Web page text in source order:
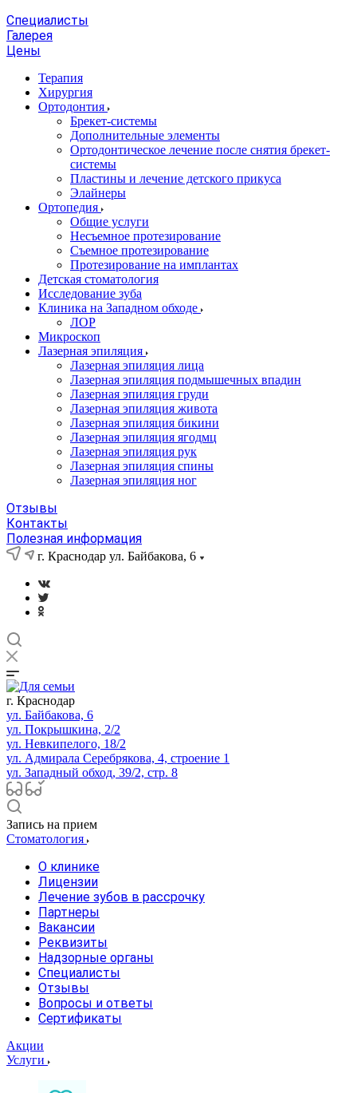
Специалисты
Галерея
Цены
Терапия
Хирургия
Ортодонтия
Брекет-системы
Дополнительные элементы
Ортодонтическое лечение после снятия брекет-
системы
Пластины и лечение детского прикуса
Элайнеры
Ортопедия
Общие услуги
Несъемное протезирование
Съемное протезирование
Протезирование на имплантах
Детская стоматология
Исследование зуба
Клиника на Западном обходе
ЛОР
Микроскоп
Лазерная эпиляция
Лазерная эпиляция лица
Лазерная эпиляция подмышечных впадин
Лазерная эпиляция груди
Лазерная эпиляция живота
Лазерная эпиляция бикини
Лазерная эпиляция ягодмц
Лазерная эпиляция рук
Лазерная эпиляция спины
Лазерная эпиляция ног
Отзывы
Контакты
Полезная информация
г. Краснодар ул. Байбакова, 6
г. Краснодар
ул. Байбакова, 6
ул. Покрышкина, 2/2
ул. Невкипелого, 18/2
ул. Адмирала Серебрякова, 4, строение 1
ул. Западный обход, 39/2, стр. 8
Запись на прием
Стоматология
О клинике
Лицензии
Лечение зубов в рассрочку
Партнеры
Вакансии
Реквизиты
Надзорные органы
Специалисты
Отзывы
Вопросы и ответы
Сертификаты
Акции
Услуги